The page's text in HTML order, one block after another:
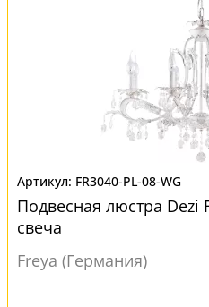
FR3040-PL-08-WG
Подвесная люстра Dezi
свеча
Freya (Германия)